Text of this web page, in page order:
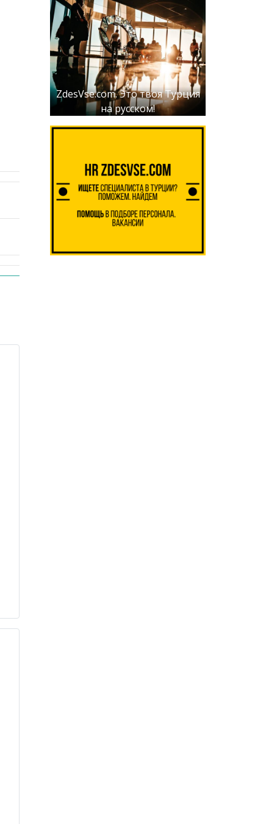
ZdesVse.com. Это твоя Турция
на русском!